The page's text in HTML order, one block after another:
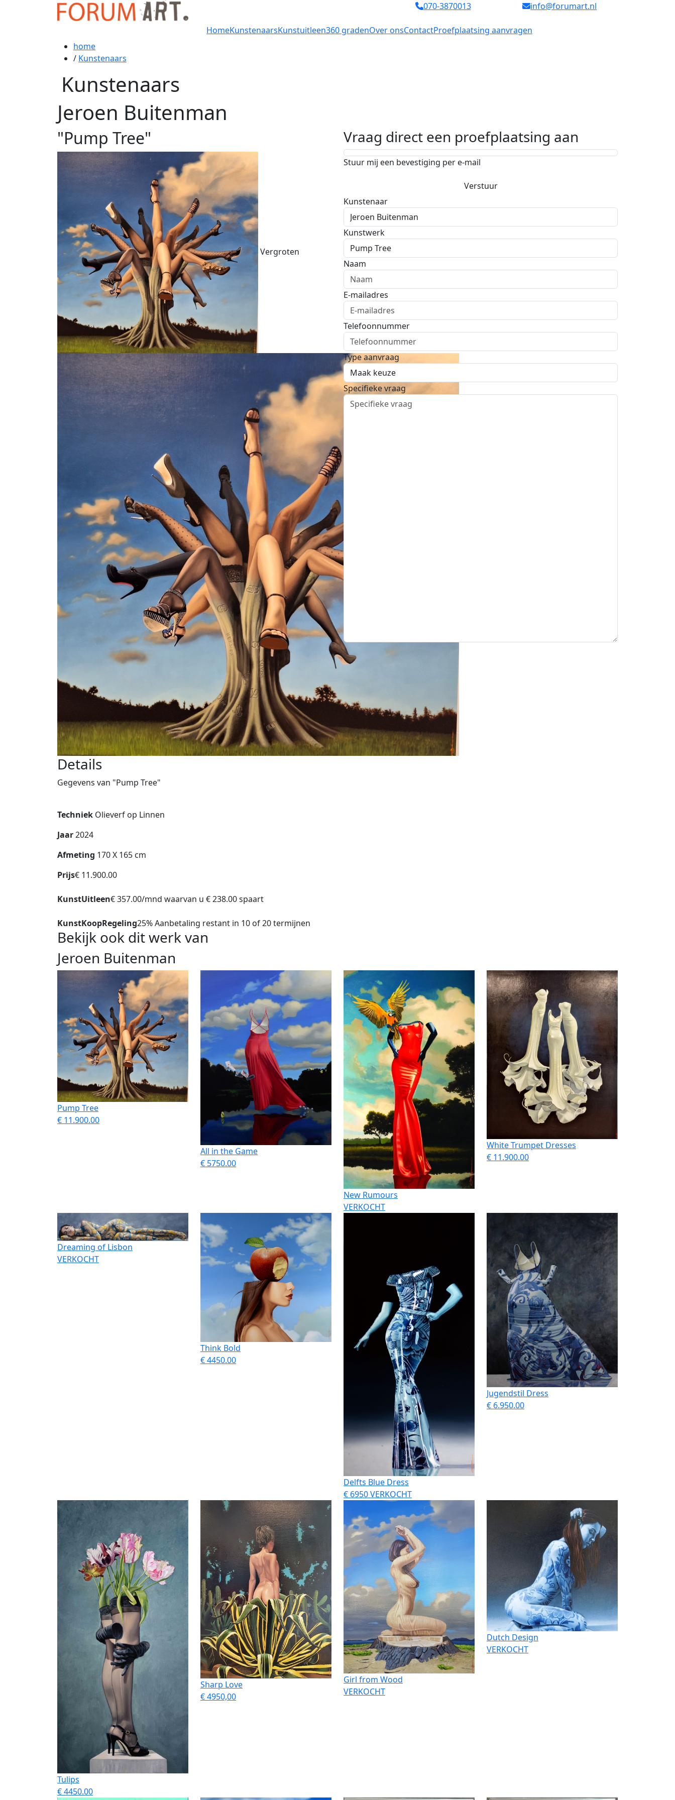
070-3870013 info@forumart.nl
HomeKunstenaarsKunstuitleen360 gradenOver onsContactProefplaatsing aanvragen
home
/ Kunstenaars
Kunstenaars
Jeroen Buitenman
"Pump Tree"
Vergroten
Vraag direct een proefplaatsing aan
Stuur mij een bevestiging per e-mail
Verstuur
Kunstenaar
Kunstwerk
Naam
E-mailadres
Telefoonnummer
Type aanvraag
Specifieke vraag
Details
Gegevens van "Pump Tree"
Techniek Olieverf op Linnen
Jaar2024
Afmeting 170 X 165 cm
Prijs€ 11.900.00
KunstUitleen€ 357.00/mnd waarvan u € 238.00 spaart
KunstKoopRegeling25% Aanbetaling restant in 10 of 20 termijnen
Bekijk ook dit werk van
Jeroen Buitenman
Pump Tree
€ 11.900.00
All in the Game
€ 5750.00
New Rumours
VERKOCHT
White Trumpet Dresses
€ 11.900.00
Dreaming of Lisbon
VERKOCHT
Think Bold
€ 4450.00
Delfts Blue Dress
€ 6950 VERKOCHT
Jugendstil Dress
€ 6.950.00
Tulips
€ 4450.00
Sharp Love
€ 4950,00
Girl from Wood
VERKOCHT
Dutch Design
VERKOCHT